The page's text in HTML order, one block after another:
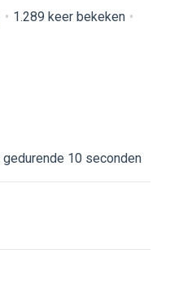
1.289 keer bekeken
gedurende 10 seconden